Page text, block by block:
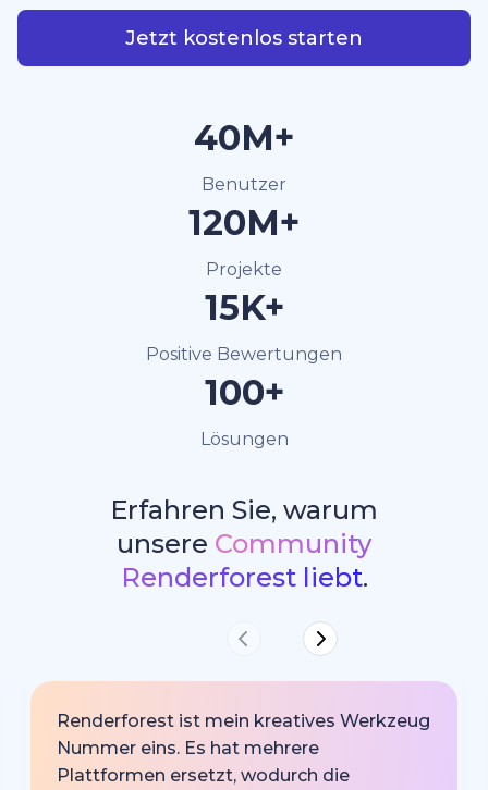
Jetzt kostenlos starten
40M+
Benutzer
120M+
Projekte
15K+
Positive Bewertungen
100+
Lösungen
Erfahren Sie, warum
unsere Community
Renderforest liebt.
Renderforest ist mein kreatives Werkzeug
Nummer eins. Es hat mehrere
Plattformen ersetzt, wodurch die